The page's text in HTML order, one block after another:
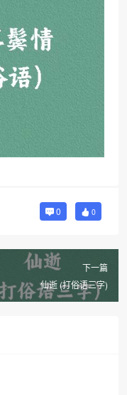
0 0
下一篇
仙逝 (打俗语三字)